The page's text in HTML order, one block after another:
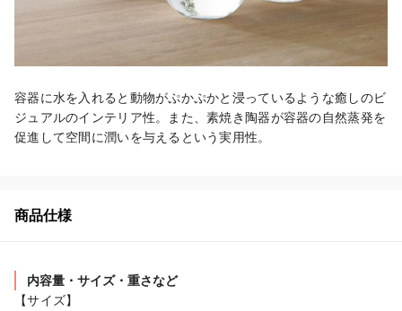
容器に水を入れると動物がぷかぷかと浸っているような癒しのビ
ジュアルのインテリア性。また、素焼き陶器が容器の自然蒸発を
促進して空間に潤いを与えるという実用性。
商品仕様
内容量・サイズ・重さなど
【サイズ】